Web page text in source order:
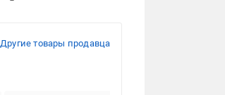
Другие товары продавца